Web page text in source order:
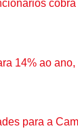
14% ao
para a